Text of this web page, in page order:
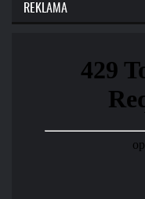
REKLAMA